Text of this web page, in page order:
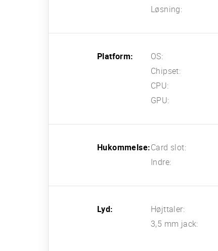
Løsning:
Platform: OS:
Chipset:
CPU:
GPU:
Hukommelse:Card slot:
Indre:
Lyd: Højttaler:
3,5 mm jack: